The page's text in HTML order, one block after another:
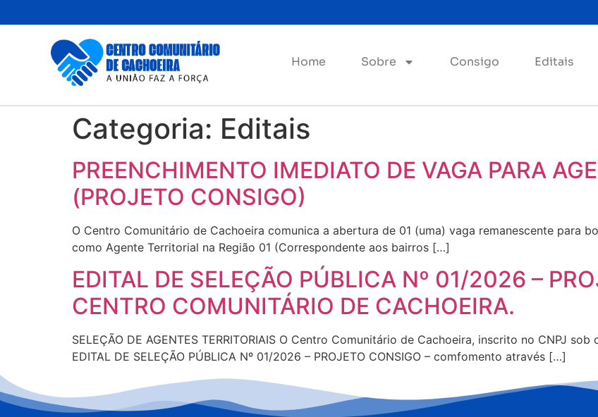
Home Sobre Consigo Editais
Categoria: Editais
PREENCHIMENTO IMEDIATO DE VAGA PARA
(PROJETO CONSIGO)
O Centro Comunitário de Cachoeira comunica a abertura de 01 (uma) vaga remanescente para
como Agente Territorial na Região 01 (Correspondente aos bairros […]
EDITAL DE SELEÇÃO PÚBLICA Nº 01/2026 –
CENTRO COMUNITÁRIO DE CACHOEIRA.
SELEÇÃO DE AGENTES TERRITORIAIS O Centro Comunitário de Cachoeira, inscrito no CNPJ
EDITAL DE SELEÇÃO PÚBLICA Nº 01/2026 – PROJETO CONSIGO – comfomento através […]